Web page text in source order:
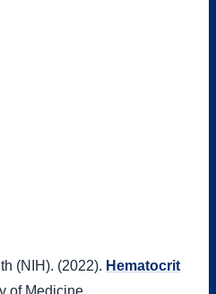
(NIH). (2022). Hematocrit